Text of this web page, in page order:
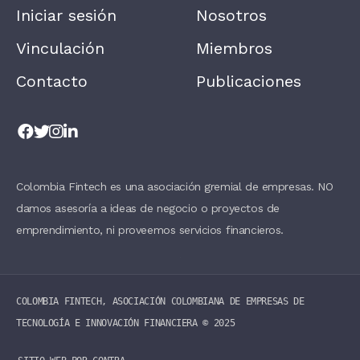
V
H
S
L
A
K
Iniciar sesión
Vinculación
Contacto
Nosotros
Miembros
Publicaciones
Colombia Fintech es una asociación gremial de empresas. NO
damos asesoría a ideas de negocio o proyectos de
emprendimiento, ni proveemos servicios financieros.
COLOMBIA FINTECH, ASOCIACIÓN COLOMBIANA DE EMPRESAS DE
TECNOLOGÍA E INNOVACIÓN FINANCIERA ©️ 2025